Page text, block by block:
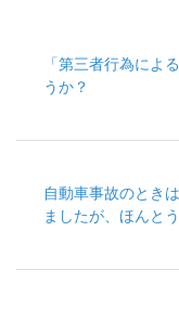
「第三者行為によ
うか？
自動車事故のとき
ましたが、ほんと